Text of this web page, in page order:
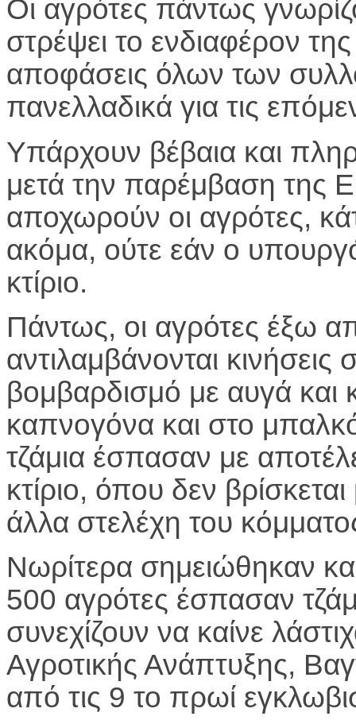
Οι αγρότες πάντως
στρέψει το ενδιαφέρον
αποφάσεις όλων των
πανελλαδικά για τις
Υπάρχουν βέβαια και
μετά την παρέμβαση της
αποχωρούν οι αγρότες,
ακόμα, ούτε εάν ο
κτίριο.
Πάντως, οι αγρότες έξω
αντιλαμβάνονται κινήσεις
βομβαρδισμό με αυγά
καπνογόνα και στο
τζάμια έσπασαν με
κτίριο, όπου δεν
άλλα στελέχη του
Νωρίτερα σημειώθηκαν
500 αγρότες έσπασαν
συνεχίζουν να καίνε
Αγροτικής Ανάπτυξης,
από τις 9 το πρωί